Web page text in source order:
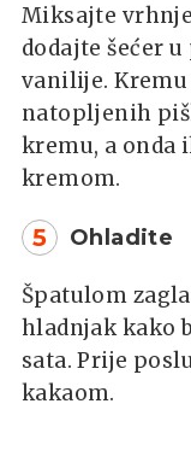
Miksajte
dodajte šećer
vanilije. Kremu
natopljenih
kremu, a onda
kremom.
5 Ohladite
Špatulom
hladnjak kako
sata. Prije
kakaom.